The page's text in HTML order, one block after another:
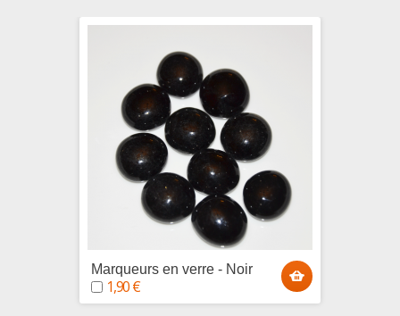
Marqueurs en verre - Noir
1,90 €